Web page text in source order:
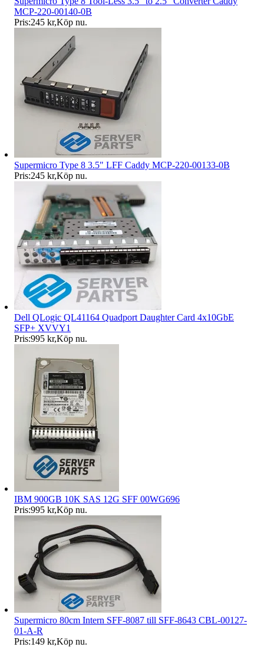
MCP-220-00140-0B
Pris:245 kr,Köp nu.
Supermicro Type 8 3.5" LFF Caddy MCP-220-00133-0B
Pris:245 kr,Köp nu.
Dell QLogic QL41164 Quadport Daughter Card 4x10GbE
SFP+ XVVY1
Pris:995 kr,Köp nu.
IBM 900GB 10K SAS 12G SFF 00WG696
Pris:995 kr,Köp nu.
Supermicro 80cm Intern SFF-8087 till SFF-8643 CBL-00127-
01-A-R
Pris:149 kr,Köp nu.